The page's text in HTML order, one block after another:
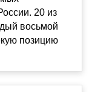
20 из
восьмой
позицию